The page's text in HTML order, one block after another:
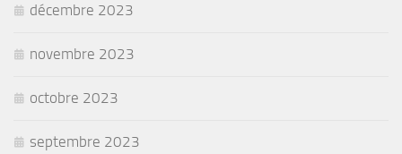
décembre 2023
novembre 2023
octobre 2023
septembre 2023